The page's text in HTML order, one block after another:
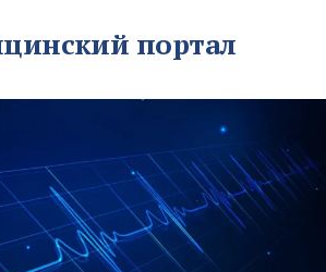
портал